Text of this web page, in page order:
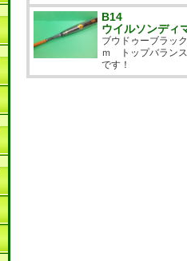
B14
ウイルソンディ
ブウドゥーブラ
ｍ トップバラン
です！